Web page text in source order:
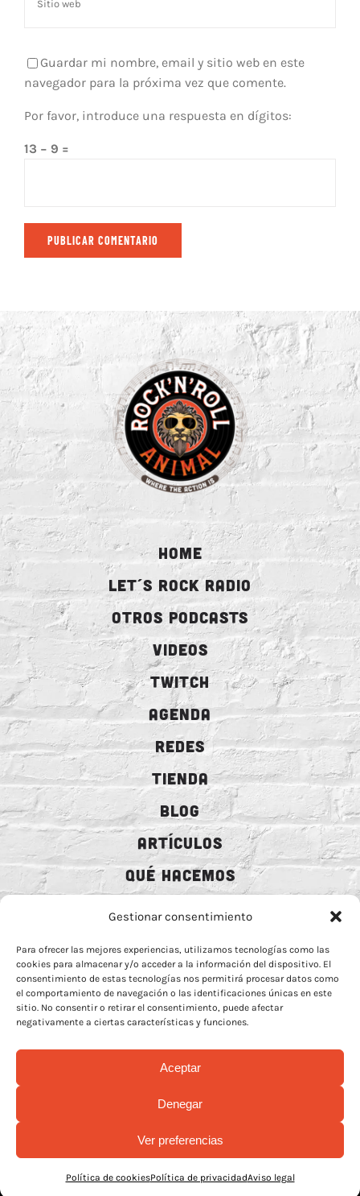
Gestionar consentimiento
Para ofrecer las mejores experiencias, utilizamos tecnologías como las
cookies para almacenar y/o acceder a la información del dispositivo. El
consentimiento de estas tecnologías nos permitirá procesar datos como
el comportamiento de navegación o las identificaciones únicas en este
sitio. No consentir o retirar el consentimiento, puede afectar
negativamente a ciertas características y funciones.
Aceptar
Denegar
Ver preferencias
Política de cookiesPolítica de privacidadAviso legal
Guardar mi nombre, email y sitio web en este
navegador para la próxima vez que comente.
Por favor, introduce una respuesta en dígitos:
13 − 9 =
HOME
LET´S ROCK RADIO
OTROS PODCASTS
VIDEOS
TWITCH
AGENDA
REDES
TIENDA
BLOG
ARTÍCULOS
QUÉ HACEMOS
CONTACTO
BIO
POLÍTICA DE COOCKIES
POLÍTICA DE PRIVACIDAD REDES
© Copyright 2026 | Rock Animal Radio | All Rights Reserved |